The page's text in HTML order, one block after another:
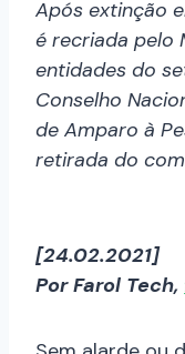
Após extinção
é recriada pelo
entidades do
Conselho
de Amparo à
retirada do
[24.02.2021]
Por Farol Tech,